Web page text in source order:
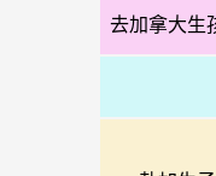
去加拿大生